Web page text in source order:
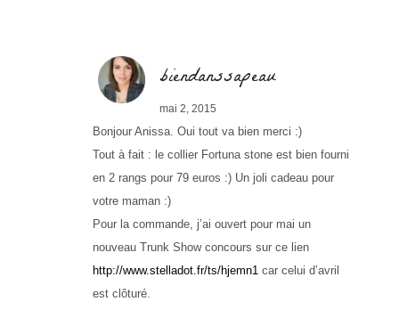
biendanssapeau
mai 2, 2015
Bonjour Anissa. Oui tout va bien merci :)
Tout à fait : le collier Fortuna stone est bien fourni
en 2 rangs pour 79 euros :) Un joli cadeau pour
votre maman :)
Pour la commande, j’ai ouvert pour mai un
nouveau Trunk Show concours sur ce lien
http://www.stelladot.fr/ts/hjemn1 car celui d’avril
est clôturé.